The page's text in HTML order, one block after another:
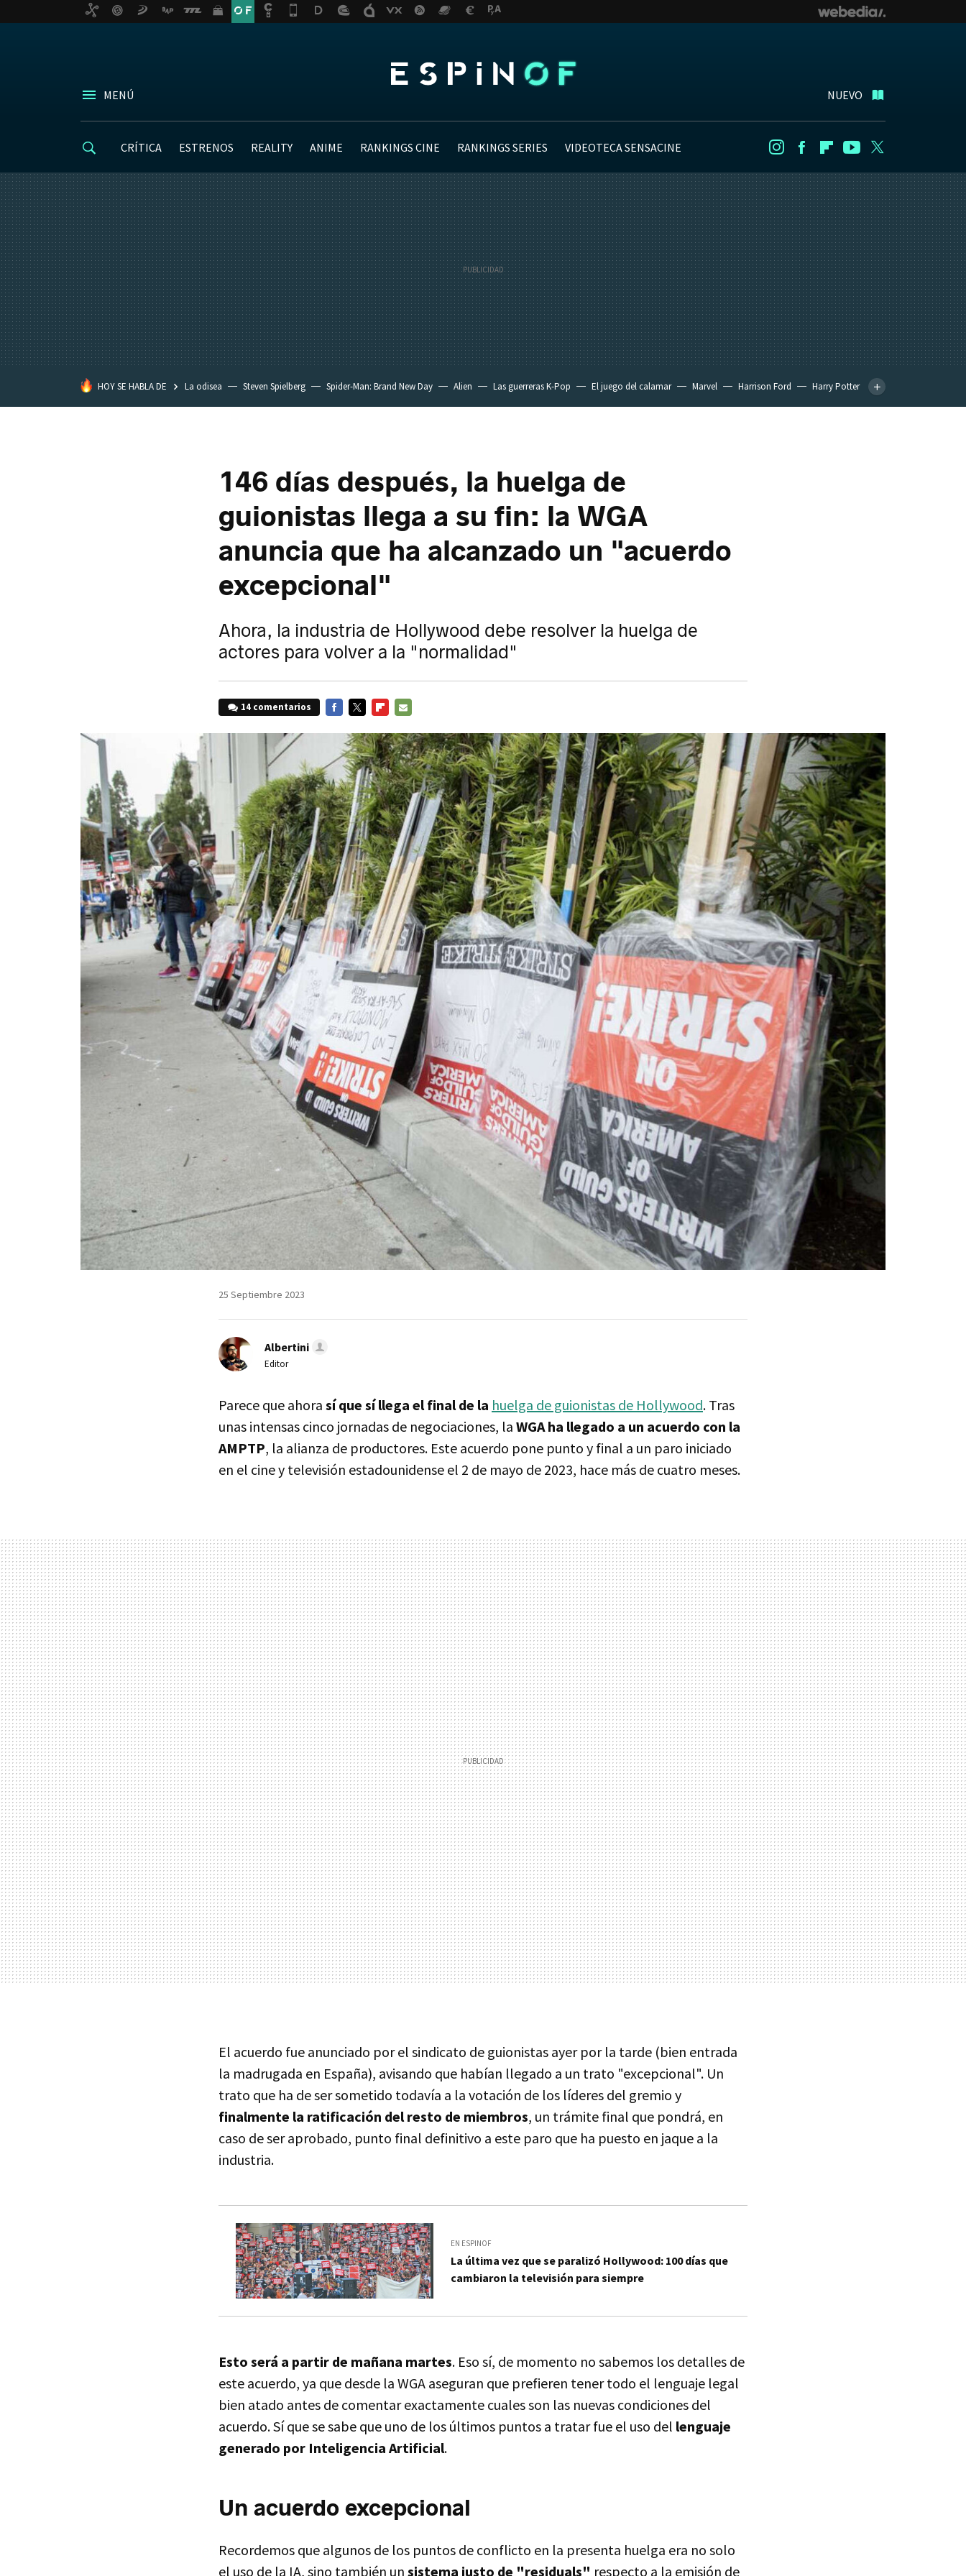
MENÚ NUEVO
CRÍTICA ESTRENOS REALITY ANIME RANKINGS CINE RANKINGS SERIES VIDEOTECA SENSACINE InstagramFacebookFlipboard
Youtube
HOY SE HABLA DE La odisea Steven Spielberg Spider-Man: Brand New Day Alien Las guerreras K-Pop El juego del calamar Marvel Harrison Ford
Harry Potter
146 días después, la huelga de
guionistas llega a su fin: la WGA
anuncia que ha alcanzado un "acuerdo
excepcional"
Ahora, la industria de Hollywood debe resolver la huelga de
actores para volver a la "normalidad"
14 comentarios
MAIL
25 Septiembre 2023
Albertini
Editor
Parece que ahora sí que sí llega el final de la huelga de guionistas de Hollywood. Tras
unas intensas cinco jornadas de negociaciones, la WGA ha llegado a un acuerdo con la
AMPTP, la alianza de productores. Este acuerdo pone punto y final a un paro iniciado
en el cine y televisión estadounidense el 2 de mayo de 2023, hace más de cuatro meses.
El acuerdo fue anunciado por el sindicato de guionistas ayer por la tarde (bien entrada
la madrugada en España), avisando que habían llegado a un trato "excepcional". Un
trato que ha de ser sometido todavía a la votación de los líderes del gremio y
finalmente la ratificación del resto de miembros, un trámite final que pondrá, en
caso de ser aprobado, punto final definitivo a este paro que ha puesto en jaque a la
industria.
EN ESPINOF
La última vez que se paralizó Hollywood: 100 días que
cambiaron la televisión para siempre
Esto será a partir de mañana martes. Eso sí, de momento no sabemos los detalles de
este acuerdo, ya que desde la WGA aseguran que prefieren tener todo el lenguaje legal
bien atado antes de comentar exactamente cuales son las nuevas condiciones del
acuerdo. Sí que se sabe que uno de los últimos puntos a tratar fue el uso del lenguaje
generado por Inteligencia Artificial.
Un acuerdo excepcional
Recordemos que algunos de los puntos de conflicto en la presenta huelga era no solo
el uso de la IA, sino también un sistema justo de "residuals" respecto a la emisión de